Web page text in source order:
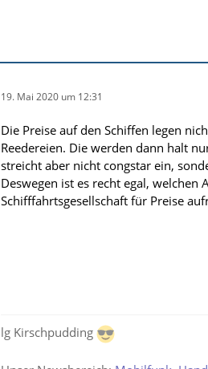
19. Mai 2020 um 12:31
Die Preise auf den Schiffen legen
Reedereien. Die werden dann halt
streicht aber nicht congstar ein,
Deswegen ist es recht egal,
Schifffahrtsgesellschaft für Preise
lg Kirschpudding